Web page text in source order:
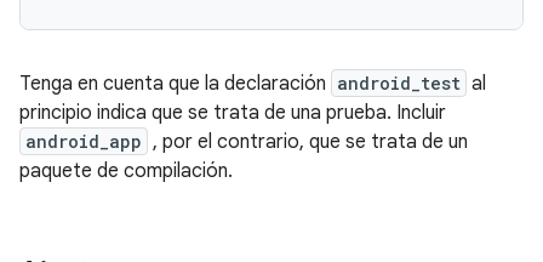
Tenga en cuenta que la declaración android_test al
principio indica que se trata de una prueba. Incluir
android_app , por el contrario, que se trata de un
paquete de compilación.